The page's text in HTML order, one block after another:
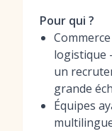
Pour qui ?
logistique
un
grande
Équipes